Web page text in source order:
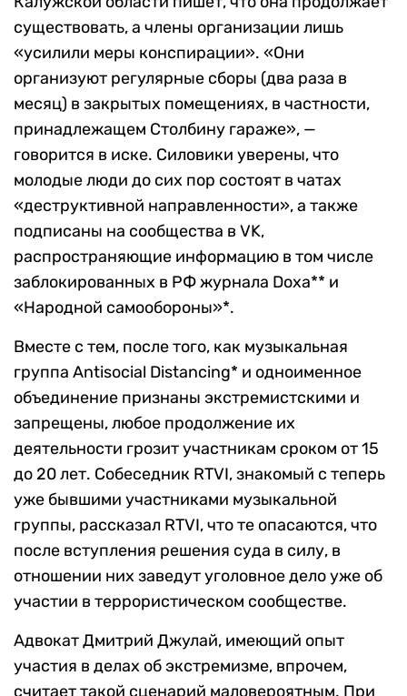
существовать, а члены организации лишь
«усилили меры конспирации». «Они
организуют регулярные сборы (два раза в
месяц) в закрытых помещениях, в частности,
принадлежащем Столбину гараже», —
говорится в иске. Силовики уверены, что
молодые люди до сих пор состоят в чатах
«деструктивной направленности», а также
подписаны на сообщества в VK,
распространяющие информацию в том числе
заблокированных в РФ журнала Doxa** и
«Народной самообороны»*.
Вместе с тем, после того, как музыкальная
группа Antisocial Distancing* и одноименное
объединение признаны экстремистскими и
запрещены, любое продолжение их
деятельности грозит участникам сроком от 15
до 20 лет. Собеседник RTVI, знакомый с теперь
уже бывшими участниками музыкальной
группы, рассказал RTVI, что те опасаются, что
после вступления решения суда в силу, в
отношении них заведут уголовное дело уже об
участии в террористическом сообществе.
Адвокат Дмитрий Джулай, имеющий опыт
участия в делах об экстремизме, впрочем,
считает такой сценарий маловероятным. При